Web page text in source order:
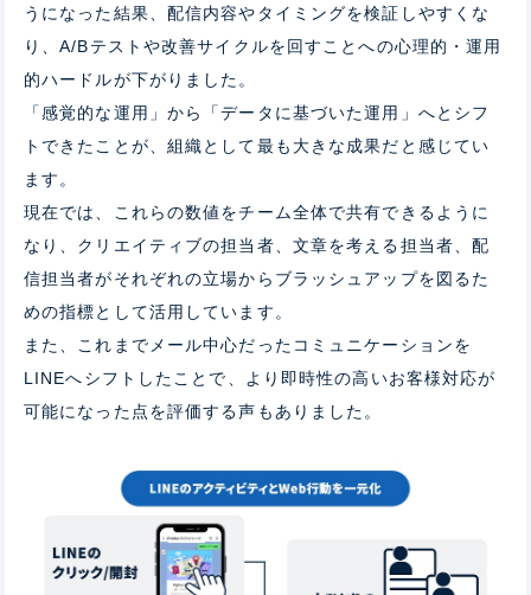
うになった結果、配信内容やタイミングを検証しやすくな
り、A/Bテストや改善サイクルを回すことへの心理的・運用
的ハードルが下がりました。
「感覚的な運用」から「データに基づいた運用」へとシフ
トできたことが、組織として最も大きな成果だと感じてい
ます。
現在では、これらの数値をチーム全体で共有できるように
なり、クリエイティブの担当者、文章を考える担当者、配
信担当者がそれぞれの立場からブラッシュアップを図るた
めの指標として活用しています。
また、これまでメール中心だったコミュニケーションを
LINEへシフトしたことで、より即時性の高いお客様対応が
可能になった点を評価する声もありました。